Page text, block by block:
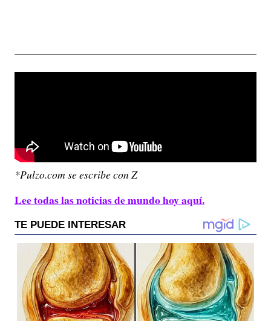
*Pulzo.com se escribe con Z
Lee todas las noticias de mundo hoy aquí.